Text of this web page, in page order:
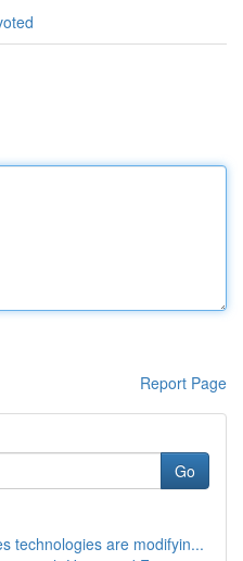
Report Page
Go
technologies are modifyin...